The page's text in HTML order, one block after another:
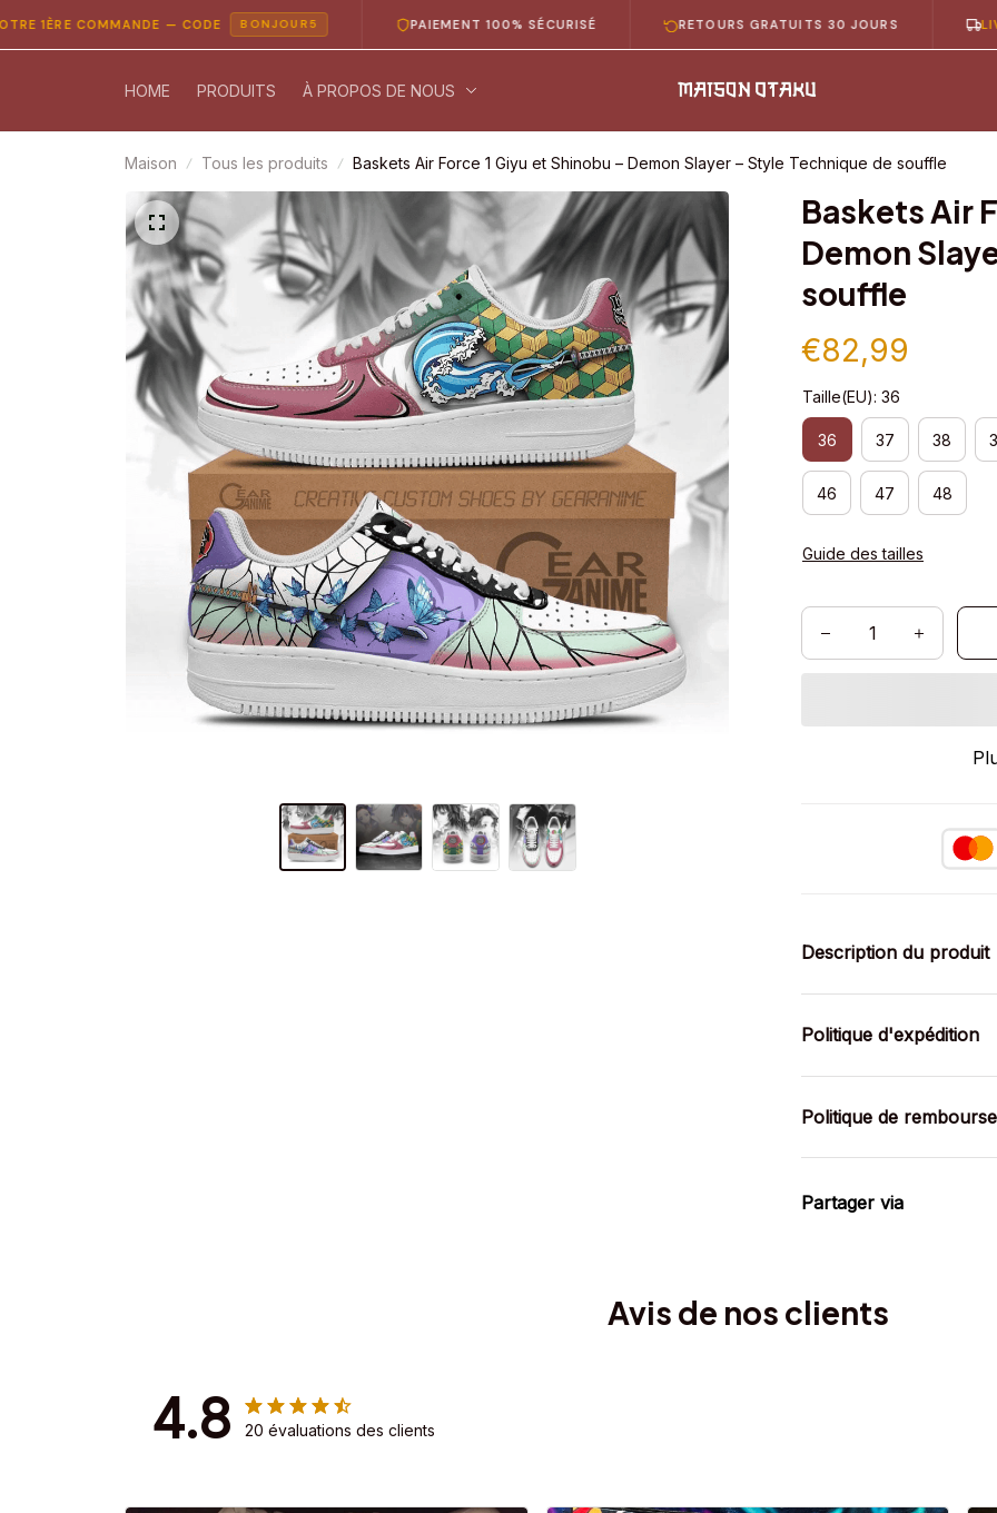
COMMANDE — CODE BONJOUR5 PAIEMENT 100% SÉCURISÉ RETOURS GRATUITS 30 JOURS
HOME PRODUITS À PROPOS DE NOUS
Maison Tous les produits Baskets Air Force 1 Giyu et Shinobu – Demon Slayer – Style Technique de souffle
Baskets Air
Demon
souffle
€82,99
Taille(EU): 36
36 37 38
46 47 48
Guide des tailles
Description du produit
Politique d'expédition
Politique de
Partager via
Avis de nos clients
4.8 20 évaluations des clients